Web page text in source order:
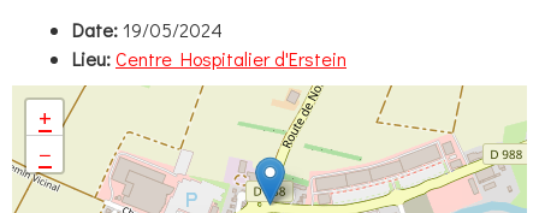
Date:19/05/2024
Lieu:Centre Hospitalier d'Erstein
+
−